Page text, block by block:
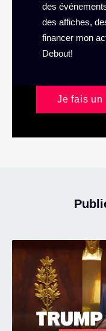
des
des affiches,
financer mon
Debout!
Je fais un